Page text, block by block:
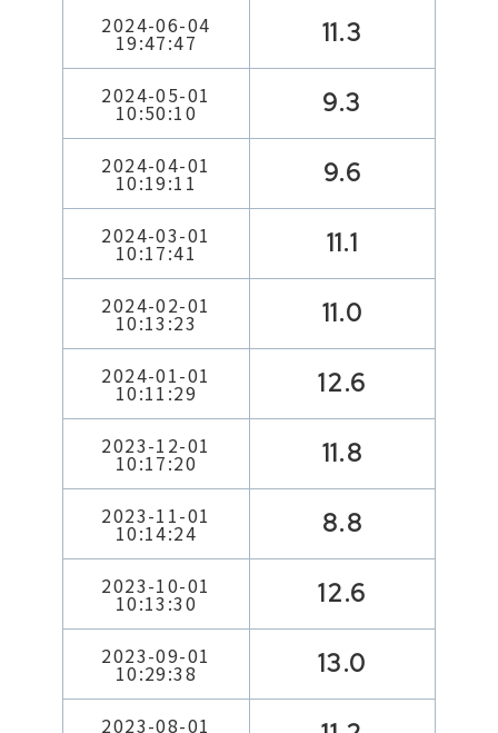
2024-06-04
19:47:47 11.3
2024-05-01
10:50:10 9.3
2024-04-01
10:19:11 9.6
2024-03-01
10:17:41 11.1
2024-02-01
10:13:23 11.0
2024-01-01
10:11:29 12.6
2023-12-01
10:17:20 11.8
2023-11-01
10:14:24 8.8
2023-10-01
10:13:30 12.6
2023-09-01
10:29:38 13.0
2023-08-01